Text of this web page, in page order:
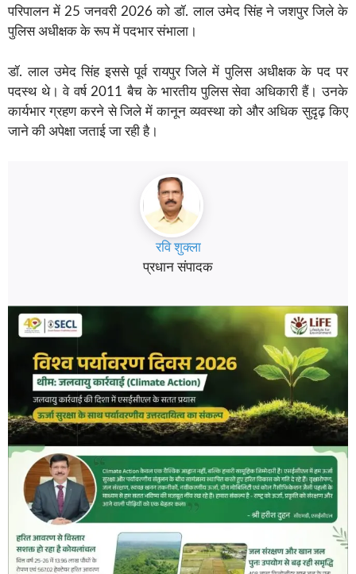
परिपालन में 25 जनवरी 2026 को डॉ. लाल उमेद सिंह ने जशपुर जिले के
पुलिस अधीक्षक के रूप में पदभार संभाला।
डॉ. लाल उमेद सिंह इससे पूर्व रायपुर जिले में पुलिस अधीक्षक के पद पर
पदस्थ थे। वे वर्ष 2011 बैच के भारतीय पुलिस सेवा अधिकारी हैं। उनके
कार्यभार ग्रहण करने से जिले में कानून व्यवस्था को और अधिक सुदृढ़ किए
जाने की अपेक्षा जताई जा रही है।
रवि शुक्ला
प्रधान संपादक